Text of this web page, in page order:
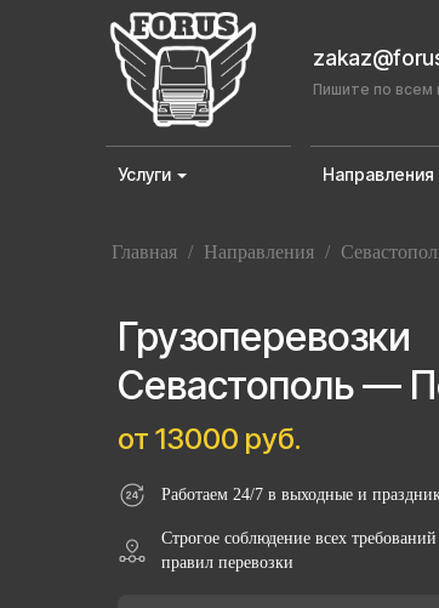
Пишите по всем
Услуги Направления
Главная / Направления /
Грузоперевозки
Севастополь —
от 13000 руб.
Работаем 24/7 в выходные и
Строгое соблюдение всех
правил перевозки